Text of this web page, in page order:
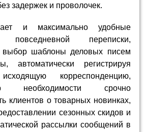
задержек и проволочек.
и максимально удобные
переписки,
выбор шаблоны деловых писем
регистрируя
корреспонденцию,
необходимости срочно
клиентов о товарных новинках,
сезонных скидов и
рассылки сообщений в